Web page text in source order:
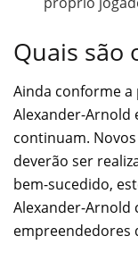
Quais são
Ainda conforme a
Alexander-Arnold
continuam.
deverão ser
bem-sucedido,
Alexander-Arnold
empreendedores